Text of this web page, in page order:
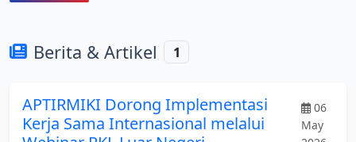
Berita & Artikel 1
APTIRMIKI Dorong Implementasi
Kerja Sama Internasional melalui
06
May